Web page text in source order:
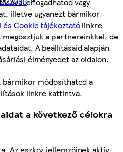
illetve ugyanezt bármikor
és Cookie tájékoztató linkre
megosztjuk a partnereinkkel, de
A beállításaid alapján
élményedet az oldalon.
bármikor módosíthatod a
linkre kattintva.
a következő célokra
Az eszköz jellemzőinek aktív